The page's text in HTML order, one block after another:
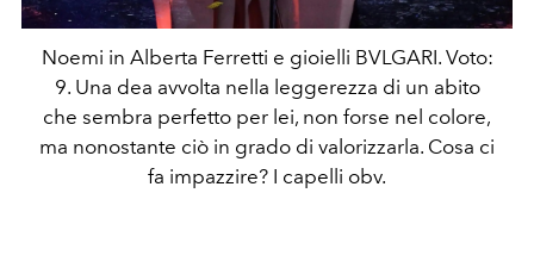
Noemi in Alberta Ferretti e gioielli BVLGARI. Voto:
9. Una dea avvolta nella leggerezza di un abito
che sembra perfetto per lei, non forse nel colore,
ma nonostante ciò in grado di valorizzarla. Cosa ci
fa impazzire? I capelli obv.